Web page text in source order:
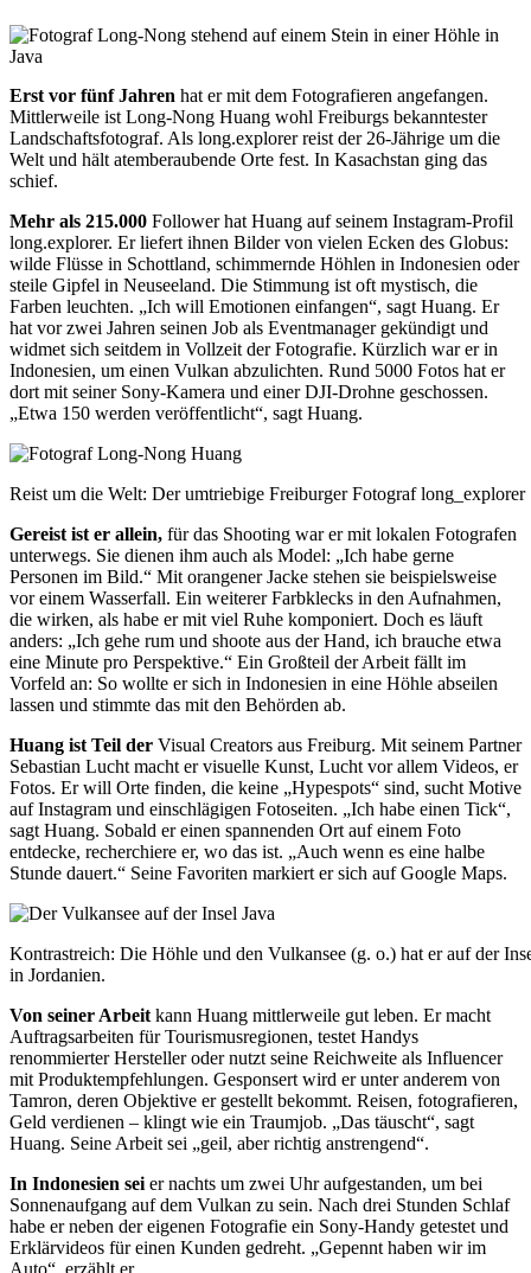
Erst vor fünf Jahren hat er mit dem Fotografieren angefangen.
Mittlerweile ist Long-Nong Huang wohl Freiburgs bekanntester
Landschaftsfotograf. Als long.explorer reist der 26-Jährige um die
Welt und hält atemberaubende Orte fest. In Kasachstan ging das
schief.
Mehr als 215.000 Follower hat Huang auf seinem Instagram-Profil
long.explorer. Er liefert ihnen Bilder von vielen Ecken des Globus:
wilde Flüsse in Schottland, schimmernde Höhlen in Indonesien oder
steile Gipfel in Neuseeland. Die Stimmung ist oft mystisch, die
Farben leuchten. „Ich will Emotionen einfangen“, sagt Huang. Er
hat vor zwei Jahren seinen Job als Eventmanager gekündigt und
widmet sich seitdem in Vollzeit der Fotografie. Kürzlich war er in
Indonesien, um einen Vulkan abzulichten. Rund 5000 Fotos hat er
dort mit seiner Sony-Kamera und einer DJI-Drohne geschossen.
„Etwa 150 werden veröffentlicht“, sagt Huang.
Reist um die Welt: Der umtriebige Freiburger Fotograf long_explorer
Gereist ist er allein, für das Shooting war er mit lokalen Fotografen
unterwegs. Sie dienen ihm auch als Model: „Ich habe gerne
Personen im Bild.“ Mit orangener Jacke stehen sie beispielsweise
vor einem Wasserfall. Ein weiterer Farbklecks in den Aufnahmen,
die wirken, als habe er mit viel Ruhe komponiert. Doch es läuft
anders: „Ich gehe rum und shoote aus der Hand, ich brauche etwa
eine Minute pro Perspektive.“ Ein Großteil der Arbeit fällt im
Vorfeld an: So wollte er sich in Indonesien in eine Höhle abseilen
lassen und stimmte das mit den Behörden ab.
Huang ist Teil der Visual Creators aus Freiburg. Mit seinem Partner
Sebastian Lucht macht er visuelle Kunst, Lucht vor allem Videos, er
Fotos. Er will Orte finden, die keine „Hypespots“ sind, sucht Motive
auf Instagram und einschlägigen Fotoseiten. „Ich habe einen Tick“,
sagt Huang. Sobald er einen spannenden Ort auf einem Foto
entdecke, recherchiere er, wo das ist. „Auch wenn es eine halbe
Stunde dauert.“ Seine Favoriten markiert er sich auf Google Maps.
Kontrastreich: Die Höhle und den Vulkansee (g. o.) hat er auf der
in Jordanien.
Von seiner Arbeit kann Huang mittlerweile gut leben. Er macht
Auftragsarbeiten für Tourismusregionen, testet Handys
renommierter Hersteller oder nutzt seine Reichweite als Influencer
mit Produktempfehlungen. Gesponsert wird er unter anderem von
Tamron, deren Objektive er gestellt bekommt. Reisen, fotografieren,
Geld verdienen – klingt wie ein Traumjob. „Das täuscht“, sagt
Huang. Seine Arbeit sei „geil, aber richtig anstrengend“.
In Indonesien sei er nachts um zwei Uhr aufgestanden, um bei
Sonnenaufgang auf dem Vulkan zu sein. Nach drei Stunden Schlaf
habe er neben der eigenen Fotografie ein Sony-Handy getestet und
Erklärvideos für einen Kunden gedreht. „Gepennt haben wir im
Auto“, erzählt er.